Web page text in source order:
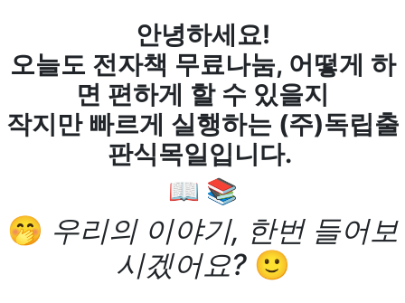
안녕하세요!
오늘도 전자책 무료나눔, 어떻게 하
면 편하게 할 수 있을지
작지만 빠르게 실행하는 (주)독립출
판식목일입니다.
📖 📚
🤭 우리의 이야기, 한번 들어보
시겠어요? 🙂